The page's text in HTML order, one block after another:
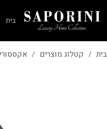
בית
בית / קטלוג מוצרים /